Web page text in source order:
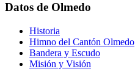
Datos de Olmedo
Historia
Himno del Cantón Olmedo
Bandera y Escudo
Misión y Visión